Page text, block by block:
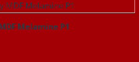
Melamine P1